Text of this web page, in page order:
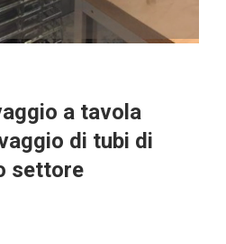
a tavola
di tubi di
settore